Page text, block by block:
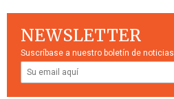
NEWSLETTER
Suscríbase a nuestro boletín de noticias